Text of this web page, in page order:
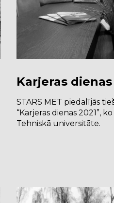
Karjeras dienas
STARS MET piedalījās
“Karjeras dienas 2021”,
Tehniskā universitāte.